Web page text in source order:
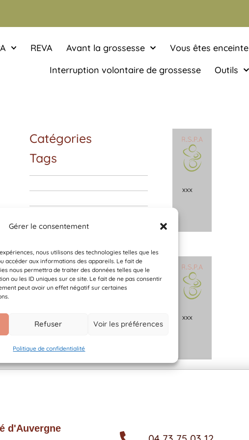
Gérer le consentement
nous utilisons des technologies telles que les
accéder aux informations des appareils. Le fait de
nous permettra de traiter des données telles que le
ou les ID uniques sur ce site. Le fait de ne pas consentir
peut avoir un effet négatif sur certaines
Refuser Voir les préférences
Politique de confidentialité
REVA Avant la grossesse Vous êtes enceinte
Interruption volontaire de grossesse
Outils
Catégories
Tags
Téléchargement
xxx
Catégories
Tags
Téléchargement
xxx
d'Auvergne